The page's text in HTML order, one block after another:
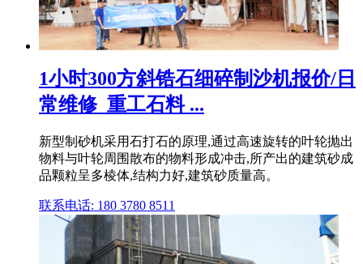
1小时300方斜锆石细碎制沙机报价/日
常维修_重工石料 ...
新型制砂机采用石打石的原理,通过高速旋转的叶轮抛出
物料与叶轮周围散布的物料形成冲击,所产出的建筑砂成
品颗粒呈多棱体,结构力好,建筑砂质量高。
联系电话: 180 3780 8511